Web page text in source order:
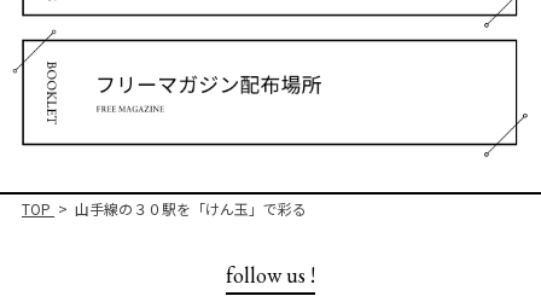
TOP 山手線の３０駅を「けん玉」で彩る
follow us !